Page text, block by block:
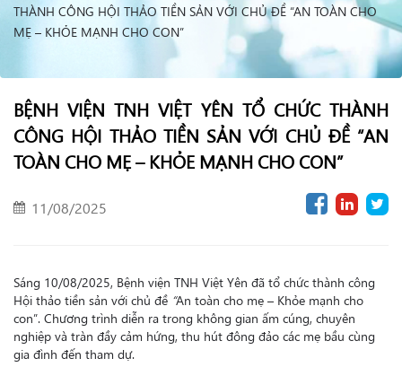
THÀNH CÔNG HỘI THẢO TIỀN SẢN VỚI CHỦ ĐỀ “AN TOÀN CHO
MẸ – KHỎE MẠNH CHO CON”
BỆNH VIỆN TNH VIỆT YÊN TỔ CHỨC THÀNH
CÔNG HỘI THẢO TIỀN SẢN VỚI CHỦ ĐỀ “AN
TOÀN CHO MẸ – KHỎE MẠNH CHO CON”
11/08/2025
Sáng 10/08/2025, Bệnh viện TNH Việt Yên đã tổ chức thành công
Hội thảo tiền sản với chủ đề “An toàn cho mẹ – Khỏe mạnh cho
con”. Chương trình diễn ra trong không gian ấm cúng, chuyên
nghiệp và tràn đầy cảm hứng, thu hút đông đảo các mẹ bầu cùng
gia đình đến tham dự.